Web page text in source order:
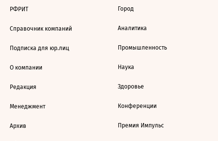
РФРИТ
Справочник компаний
Подписка для юр.лиц
О компании
Редакция
Менеджмент
Архив
Город
Аналитика
Промышленность
Наука
Здоровье
Конференции
Премия Импульс